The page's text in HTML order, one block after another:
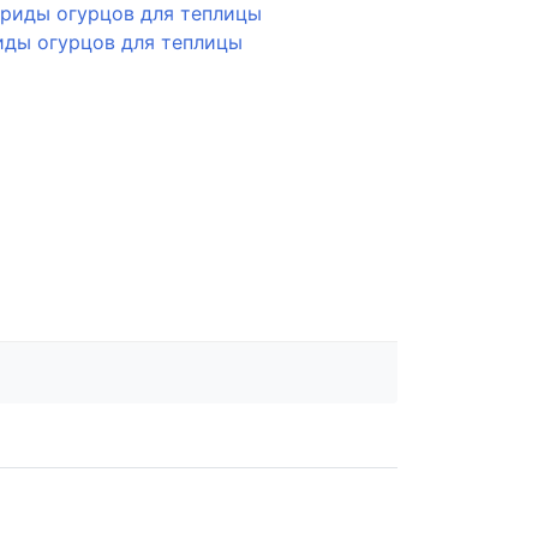
огурцов для теплицы